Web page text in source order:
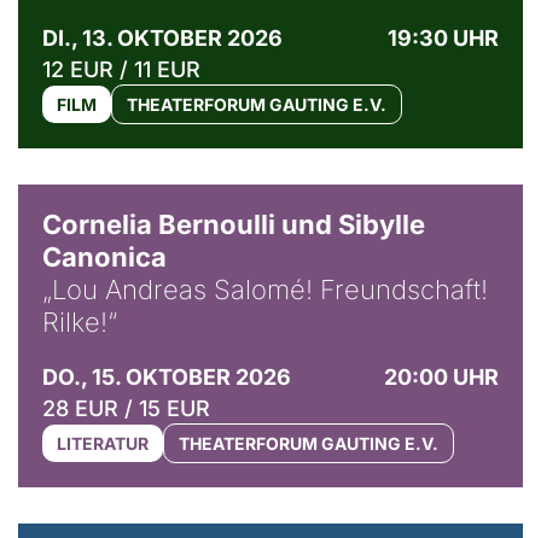
DI., 13. OKTOBER 2026
19:30 UHR
12 EUR / 11 EUR
FILM THEATERFORUM GAUTING E.V.
Cornelia Bernoulli und Sibylle
Canonica
„Lou Andreas Salomé! Freundschaft!
Rilke!“
DO., 15. OKTOBER 2026
20:00 UHR
28 EUR / 15 EUR
LITERATUR THEATERFORUM GAUTING E.V.